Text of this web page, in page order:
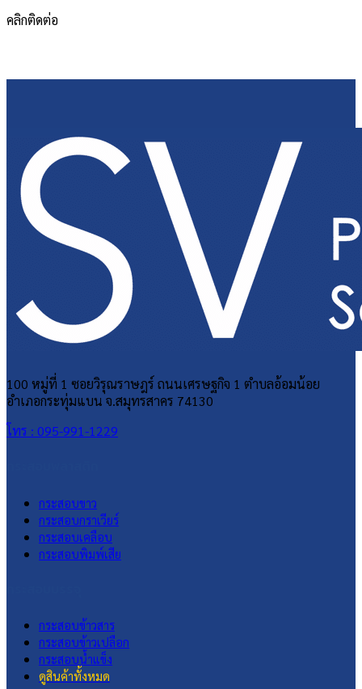
คลิกติดต่อ
100 หมู่ที่ 1 ซอยวิรุณราษฎร์ ถนนเศรษฐกิจ 1 ตำบลอ้อมน้อย
อำเภอกระทุ่มแบน จ.สมุทรสาคร 74130
โทร : 095-991-1229
กระสอบขาว
กระสอบกราเวียร์
กระสอบเคลือบ
กระสอบพิมพ์เสีย
กระสอบข้าวสาร
กระสอบข้าวเปลือก
กระสอบน้ำแข็ง
ดูสินค้าทั้งหมด